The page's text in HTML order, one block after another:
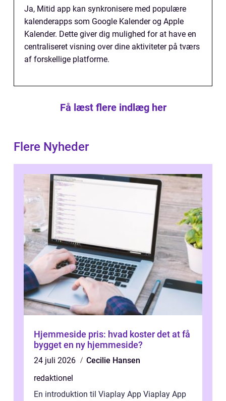
Ja, Mitid app kan synkronisere med populære
kalenderapps som Google Kalender og Apple
Kalender. Dette giver dig mulighed for at have en
centraliseret visning over dine aktiviteter på tværs
af forskellige platforme.
Få læst flere indlæg her
Flere Nyheder
Hjemmeside pris: hvad koster det at få
bygget en ny hjemmeside?
24 juli 2026
Cecilie Hansen
redaktionel
En introduktion til Viaplay App Viaplay App